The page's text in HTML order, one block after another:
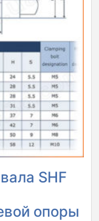
SHF
опоры